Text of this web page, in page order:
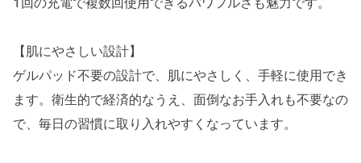
【肌にやさしい設計】
ゲルパッド不要の設計で、肌にやさしく、手軽に使用でき
ます。衛生的で経済的なうえ、面倒なお手入れも不要なの
で、毎日の習慣に取り入れやすくなっています。